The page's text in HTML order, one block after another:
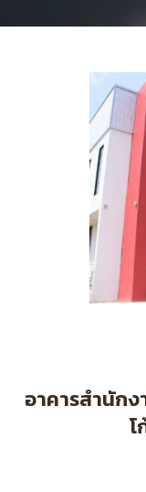
อาคารสำนัก